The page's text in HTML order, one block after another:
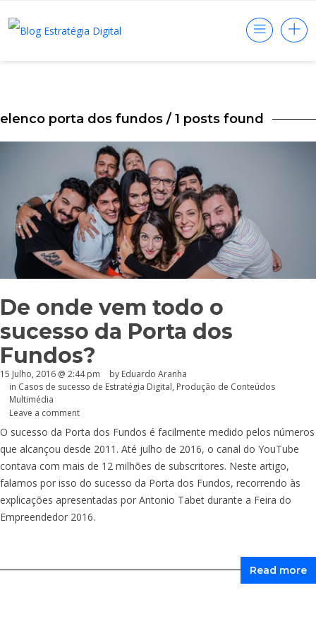
elenco porta dos fundos / 1 posts found
De onde vem todo o
sucesso da Porta dos
Fundos?
15 Julho, 2016 @ 2:44 pm by Eduardo Aranha
in Casos de sucesso de Estratégia Digital, Produção de Conteúdos
Multimédia
Leave a comment
O sucesso da Porta dos Fundos é facilmente medido pelos números
que alcançou desde 2011. Até julho de 2016, o canal do YouTube
contava com mais de 12 milhões de subscritores. Neste artigo,
falamos por isso do sucesso da Porta dos Fundos, recorrendo às
explicações apresentadas por Antonio Tabet durante a Feira do
Empreendedor 2016.
Read more